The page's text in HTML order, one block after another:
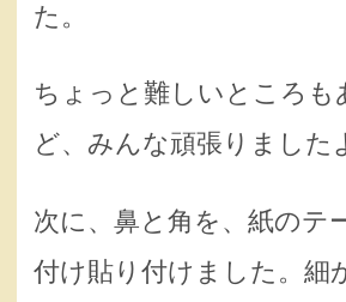
た。
ちょっと難しいところも
ど、みんな頑張りました
次に、鼻と角を、紙のテ
付け貼り付けました。細